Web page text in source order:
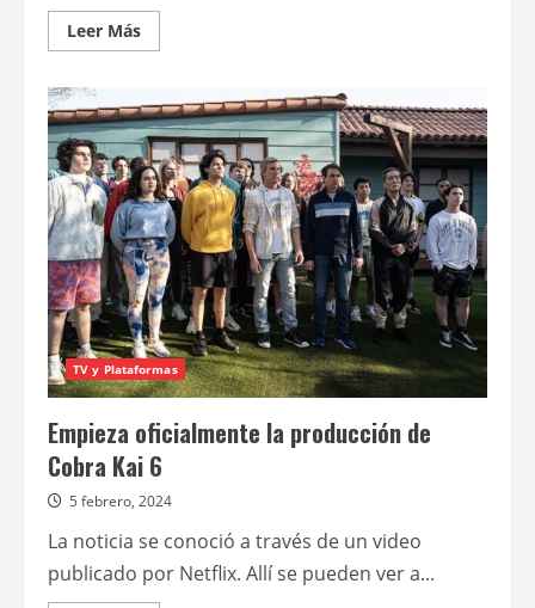
Leer MásLeer
más
Anuncian
la
fecha
de
estreno
de
la
sexta
y
última
temporada
de
Cobra
Kai
TV y Plataformas
Empieza oficialmente la producción de
Cobra Kai 6
5 febrero, 2024
La noticia se conoció a través de un video
publicado por Netflix. Allí se pueden ver a...